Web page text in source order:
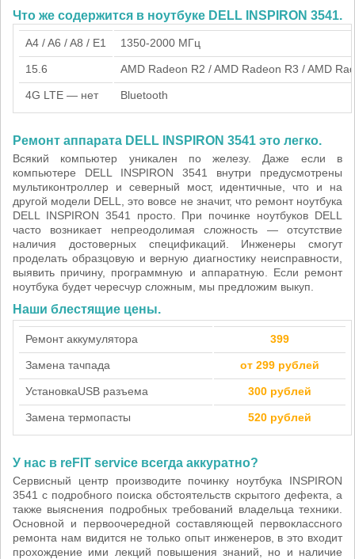
Что же содержится в ноутбуке DELL INSPIRON 3541.
A4 / A6 / A8 / E1 1350-2000 МГц
15.6 AMD Radeon R2 / AMD Radeon R3 / AMD
4G LTE — нет Bluetooth
Ремонт аппарата DELL INSPIRON 3541 это легко.
Всякий компьютер уникален по железу. Даже если в
компьютере DELL INSPIRON 3541 внутри предусмотрены
мультиконтроллер и северный мост, идентичные, что и на
другой модели DELL, это вовсе не значит, что ремонт ноутбука
DELL INSPIRON 3541 просто. При починке ноутбуков DELL
часто возникает непреодолимая сложность — отсутствие
наличия достоверных спецификаций. Инженеры смогут
проделать образцовую и верную диагностику неисправности,
выявить причину, программную и аппаратную. Если ремонт
ноутбука будет чересчур сложным, мы предложим выкуп.
Наши блестящие цены.
Ремонт аккумулятора 399
Замена тачпада от 299 рублей
УстановкаUSB разъема 300 рублей
Замена термопасты 520 рублей
У нас в reFIT service всегда аккуратно?
Сервисный центр производите починку ноутбука INSPIRON
3541 с подробного поиска обстоятельств скрытого дефекта, а
также выяснения подробных требований владельца техники.
Основной и первоочередной составляющей первоклассного
ремонта нам видится не только опыт инженеров, в это входит
прохождение ими лекций повышения знаний, но и наличие